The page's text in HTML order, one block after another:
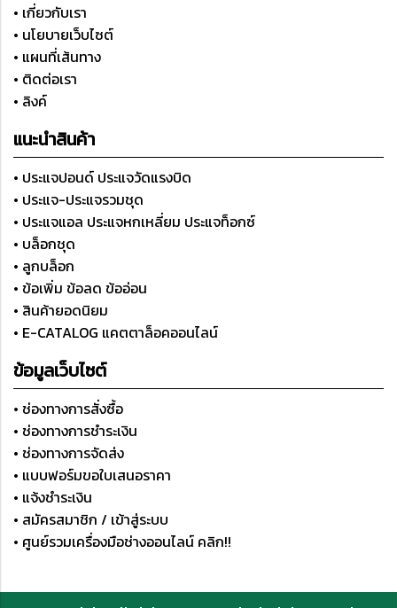
• เกี่ยวกับเรา
• นโยบายเว็บไซต์
• แผนที่เส้นทาง
• ติดต่อเรา
• ลิงค์
แนะนำสินค้า
• ประแจปอนด์ ประแจวัดแรงบิด
• ประแจ-ประแจรวมชุด
• ประแจแอล ประแจหกเหลี่ยม ประแจท็อกซ์
• บล็อกชุด
• ลูกบล็อก
• ข้อเพิ่ม ข้อลด ข้ออ่อน
• สินค้ายอดนิยม
• E-CATALOG แคตตาล็อคออนไลน์
ข้อมูลเว็บไซต์
• ช่องทางการสั่งซื้อ
• ช่องทางการชำระเงิน
• ช่องทางการจัดส่ง
• แบบฟอร์มขอใบเสนอราคา
• แจ้งชำระเงิน
• สมัครสมาชิก / เข้าสู่ระบบ
• ศูนย์รวมเครื่องมือช่างออนไลน์ คลิก!!